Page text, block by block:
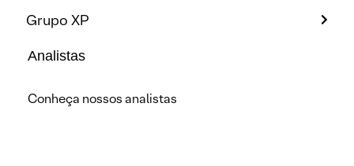
Grupo XP
Analistas
Conheça nossos analistas